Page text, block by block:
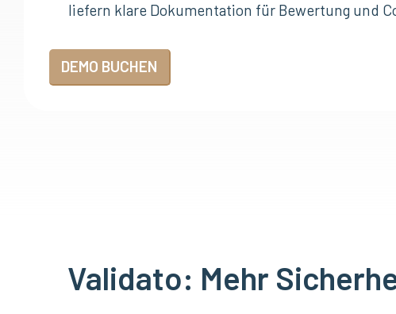
liefern klare Dokumentation für Bewertung und
DEMO BUCHEN
Validato: Mehr